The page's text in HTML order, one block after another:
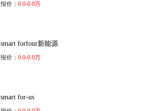
报价： 0.0-0.0万
smart forfour新能源
报价： 0.0-0.0万
smart for-us